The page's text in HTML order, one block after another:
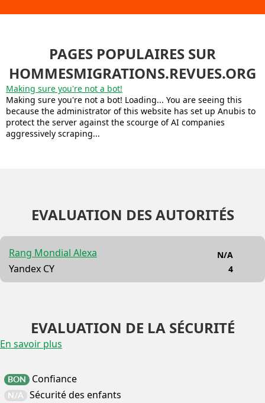
PAGES POPULAIRES SUR
HOMMESMIGRATIONS.REVUES.ORG
Making sure you're not a bot!
Making sure you're not a bot! Loading... You are seeing this
because the administrator of this website has set up Anubis to
protect the server against the scourge of AI companies
aggressively scraping...
EVALUATION DES AUTORITÉS
Rang Mondial Alexa
Yandex CY
N/A
4
EVALUATION DE LA SÉCURITÉ
En savoir plus
BON Confiance
N/A Sécurité des enfants